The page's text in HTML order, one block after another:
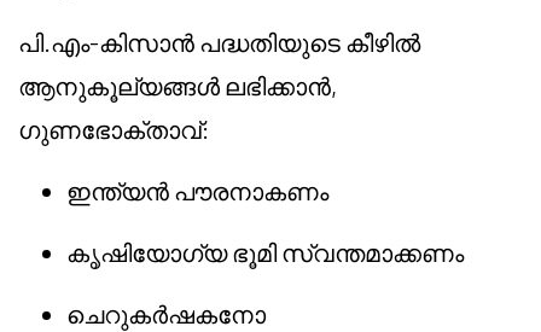
പി.എം-കിസാൻ പദ്ധതിയുടെ കീഴിൽ
ആനുകൂല്യങ്ങൾ ലഭിക്കാൻ,
ഗുണഭോക്താവ്:
ഇന്ത്യൻ പൗരനാകണം
കൃഷിയോഗ്യ ഭൂമി സ്വന്തമാക്കണം
ചെറുകർഷകനോ